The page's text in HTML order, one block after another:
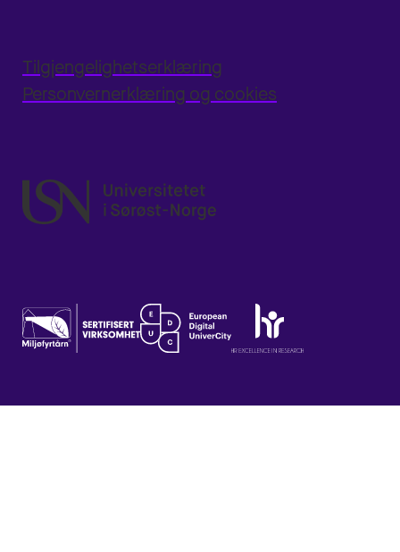
Tilgjengelighetserklæring
Personvernerklæring og cookies